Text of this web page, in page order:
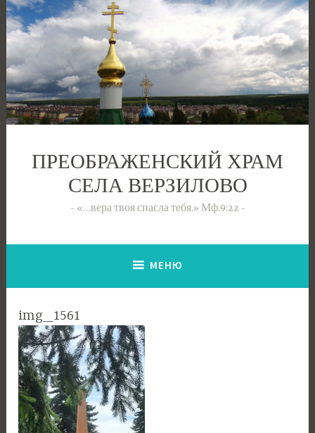
Перейти
к
содержимому
ПРЕОБРАЖЕНСКИЙ ХРАМ
СЕЛА ВЕРЗИЛОВО
«…вера твоя спасла тебя.» Мф.9:22
МЕНЮ
img_1561